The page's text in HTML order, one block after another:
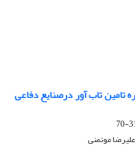
تامین تاب آور درصنایع دفاعی
موتمنی